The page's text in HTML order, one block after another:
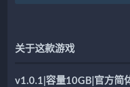
关于这款游戏
v1.0.1|容量10GB|官方简